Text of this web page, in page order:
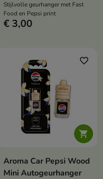
Stijlvolle geurhanger met Fast
Food en Pepsi print
€ 3,00

favorite_border
Aroma Car Pepsi Wood
Mini Autogeurhanger